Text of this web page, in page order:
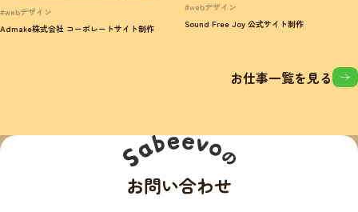
#webデザイン
Admake株式会社 コーポレートサイト制作
#webデザイン
Sound Free Joy 公式サイト制作
お仕事一覧を見る
お問い合わせ